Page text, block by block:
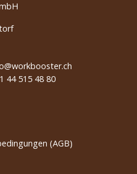
44 515 48 80
(AGB)